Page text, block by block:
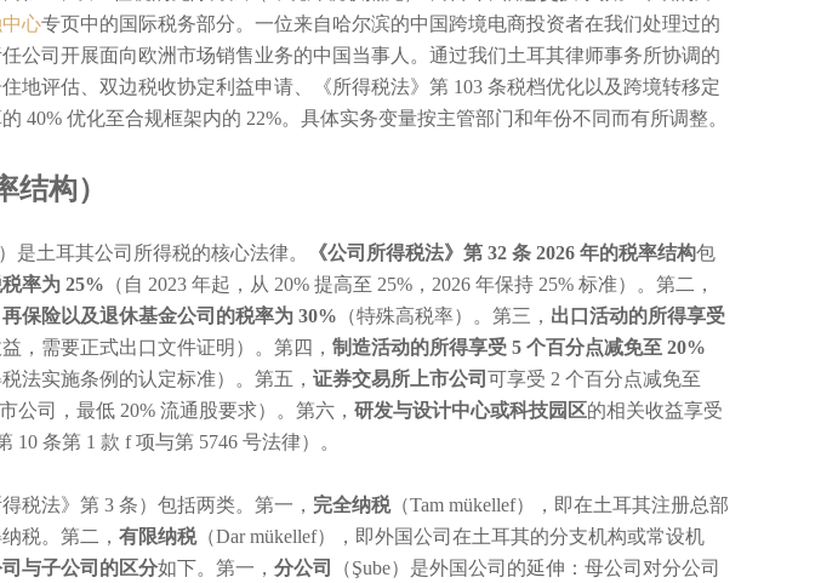
心专页中的国际税务部分。一位来自哈尔滨的中国跨境电商投资者在我们处理过的
公司开展面向欧洲市场销售业务的中国当事人。通过我们土耳其律师事务所协调的
地评估、双边税收协定利益申请、《所得税法》第 103 条税档优化以及跨境转移定
40% 优化至合规框架内的 22%。具体实务变量按主管部门和年份不同而有所调整。
结构）
是土耳其公司所得税的核心法律。 《公司所得税法》第 32 条 2026 年的税率结构包
率为 25% （自 2023 年起，从 20% 提高至 25%，2026 年保持 25% 标准）。第二，
保险以及退休基金公司的税率为 30% （特殊高税率）。第三， 出口活动的所得享受
益，需要正式出口文件证明）。第四， 制造活动的所得享受 5 个百分点减免至 20%
法实施条例的认定标准）。第五， 证券交易所上市公司 可享受 2 个百分点减免至
公司，最低 20% 流通股要求）。第六， 研发与设计中心或科技园区的相关收益享受
10 条第 1 款 f 项与第 5746 号法律）。
得税法》第 3 条）包括两类。第一， 完全纳税（Tam mükellef），即在土耳其注册总部
税。第二， 有限纳税（Dar mükellef），即外国公司在土耳其的分支机构或常设机
与子公司的区分如下。第一， 分公司
（Şube）是外国公司的延伸：母公司对分公司